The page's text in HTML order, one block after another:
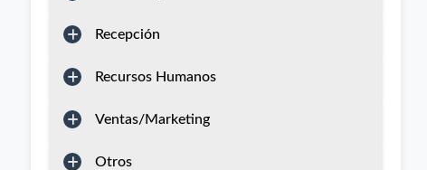
Recepción
Recursos Humanos
Ventas/Marketing
Otros